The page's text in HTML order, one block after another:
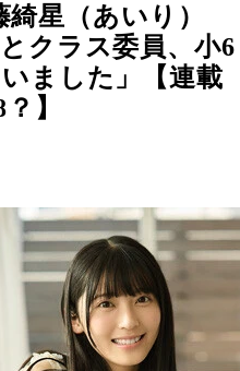
星（あいり）
クラス委員、小6
ました」【連載
】